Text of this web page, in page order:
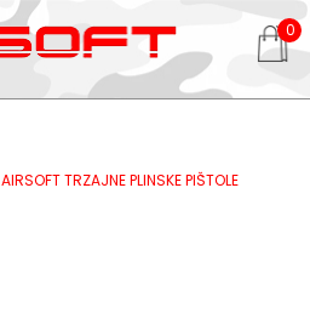
0
AIRSOFT TRZAJNE PLINSKE PIŠTOLE